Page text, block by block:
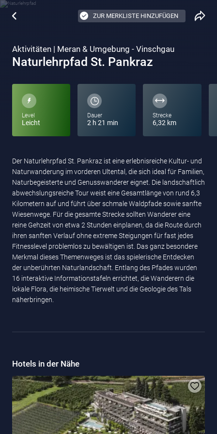
ZUR MERKLISTE HINZUFÜGEN
Aktivitäten | Meran & Umgebung - Vinschgau
Naturlehrpfad St. Pankraz
Level
Leicht
Dauer
2 h 21 min
Strecke
6,32 km
Der Naturlehrpfad St. Pankraz ist eine erlebnisreiche Kultur- und
Naturwanderung im vorderen Ultental, die sich ideal für Familien,
Naturbegeisterte und Genusswanderer eignet. Die landschaftlich
abwechslungsreiche Tour weist eine Gesamtlänge von rund 6,3
Kilometern auf und führt über schmale Waldpfade sowie sanfte
Wiesenwege. Für die gesamte Strecke sollten Wanderer eine
reine Gehzeit von etwa 2 Stunden einplanen, da die Route durch
ihren sanften Verlauf ohne extreme Steigungen für fast jedes
Fitnesslevel problemlos zu bewältigen ist. Das ganz besondere
Merkmal dieses Themenweges ist das spielerische Entdecken
der unberührten Naturlandschaft. Entlang des Pfades wurden
16 interaktive Informationstafeln errichtet, die Wanderern die
lokale Flora, die heimische Tierwelt und die Geologie des Tals
näherbringen.
Hotels in der Nähe